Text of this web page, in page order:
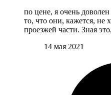
по цене, я очень
то, что они, кажется, не
проезжей части. Зная
14 мая 2021